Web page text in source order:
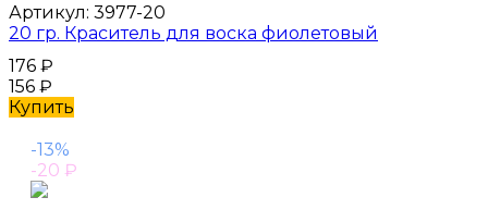
Артикул: 3977-20
20 гр. Краситель для воска фиолетовый
176 ₽
156 ₽
Купить
-13%
-20 ₽